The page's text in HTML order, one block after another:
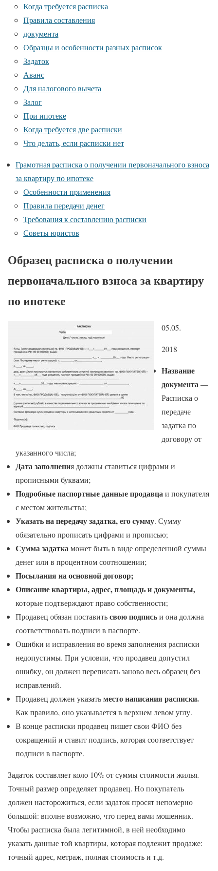
Когда требуется расписка
Правила составления
документа
Образцы и особенности разных расписок
Задаток
Аванс
Для налогового вычета
Залог
При ипотеке
Когда требуется две расписки
Что делать, если расписки нет
Грамотная расписка о получении первоначального взноса
за квартиру по ипотеке
Особенности применения
Правила передачи денег
Требования к составлению расписки
Советы юристов
Образец расписка о получении
первоначального взноса за квартиру
по ипотеке
05.05.
2018
Название
документа —
Расписка о
передаче
задатка по
договору от
указанного числа;
Дата заполнения должны ставиться цифрами и
прописными буквами;
Подробные паспортные данные продавца и покупателя
с местом жительства;
Указать на передачу задатка, его сумму. Сумму
обязательно прописать цифрами и прописью;
Сумма задатка может быть в виде определенной суммы
денег или в процентном соотношении;
Посылания на основной договор;
Описание квартиры, адрес, площадь и документы,
которые подтверждают право собственности;
Продавец обязан поставитьсвою подписьи она должна
соответствовать подписи в паспорте.
Ошибки и исправления во время заполнения расписки
недопустимы. При условии, что продавец допустил
ошибку, он должен переписать заново весь образец без
исправлений.
Продавец должен указатьместо написания расписки.
Как правило, оно указывается в верхнем левом углу.
В конце расписки продавец пишет свои ФИО без
сокращений и ставит подпись, которая соответствует
подписи в паспорте.
Задаток составляет коло 10% от суммы стоимости жилья.
Точный размер определяет продавец. Но покупатель
должен насторожиться, если задаток просят непомерно
большой: вполне возможно, что перед вами мошенник.
Чтобы расписка была легитимной, в ней необходимо
указать данные той квартиры, которая подлежит продаже:
точный адрес, метраж, полная стоимость и т.д.